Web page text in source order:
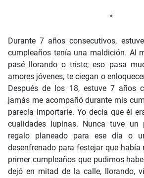
*
Durante 7 años consecutivos,
cumpleaños tenía una maldición. Al
pasé llorando o triste; eso pasa
amores jóvenes, te ciegan o
Después de los 18, estuve 7 años
jamás me acompañó durante mis
parecía importarle. Yo decía que él
cualidades lupinas. Nunca tuve un
regalo planeado para ese día o
desenfrenado para festejar que había
primer cumpleaños que pudimos
dejó en mitad de la calle, llorando,